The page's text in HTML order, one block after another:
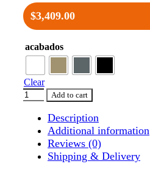
$3,409.00
acabados
Clear
Add to cart
Description
Additional information
Reviews (0)
Shipping & Delivery